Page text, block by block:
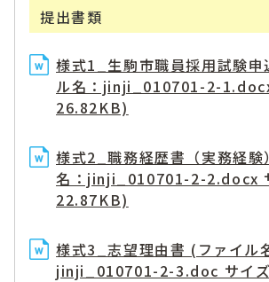
提出書類
様式1_生駒市職員採用試験申
ル名：jinji_010701-2-
26.82KB)
様式2_職務経歴書（実務経
名：jinji_010701-2-2.docx
22.87KB)
様式3_志望理由書 (ファイル
jinji_010701-2-3.doc サイ